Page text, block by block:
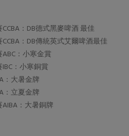
：DB德式黑麥啤酒 最佳
：DB傳統英式艾爾啤酒最佳
：小寒金賞
：小寒銅賞
：大暑金牌
：立夏金牌
：大暑銅牌